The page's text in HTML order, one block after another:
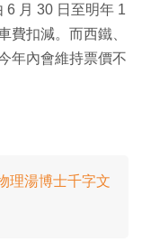
6 月 30 日至明年 1
費扣減。而西鐵、
年內會維持票價不
理湯博士千字文